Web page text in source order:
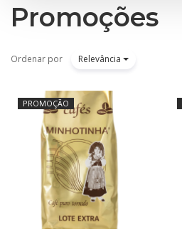
Promoções
Ordenar por Relevância
PROMOÇÃO